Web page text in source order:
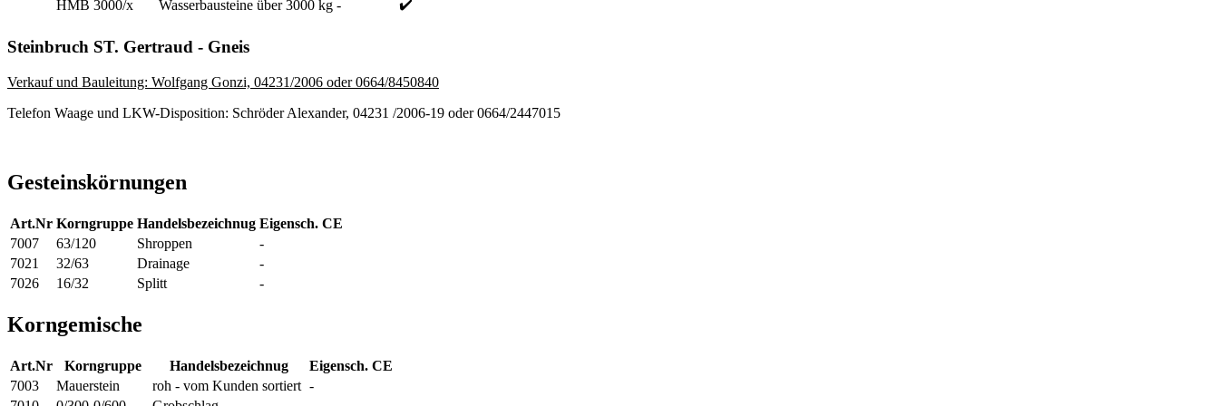
HMB 3000/x
Wasserbausteine über 3000 kg - ✔️
Steinbruch ST. Gertraud - Gneis
Verkauf und Bauleitung: Wolfgang Gonzi, 04231/2006 oder 0664/8450840
Telefon Waage und LKW-Disposition: Schröder Alexander, 04231 /2006-19 oder 0664/2447015
Gesteinskörnungen
Art.Nr Korngruppe Handelsbezeichnug Eigensch. CE
7007
63/120 Shroppen
-
7021
32/63 Drainage
-
7026
16/32 Splitt -
Korngemische
Art.Nr Korngruppe Handelsbezeichnug Eigensch. CE
7003
Mauerstein roh - vom Kunden sortiert -